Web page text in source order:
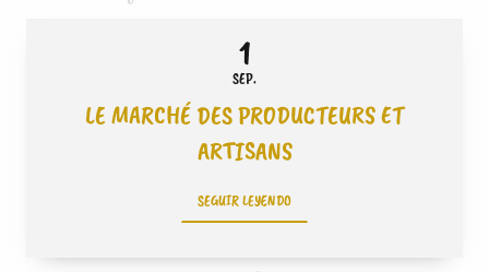
1
SEP.
LE MARCHÉ DES PRODUCTEURS ET
ARTISANS
SEGUIR LEYENDO